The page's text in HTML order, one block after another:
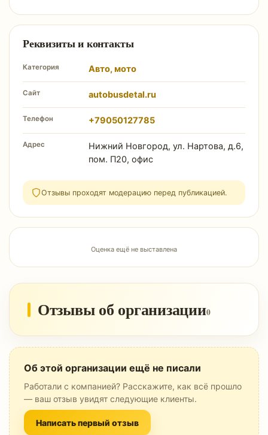
Реквизиты и контакты
Категория Авто, мото
Сайт autobusdetal.ru
Телефон +79050127785
Адрес
Нижний Новгород, ул. Нартова, д.6,
пом. П20, офис
Отзывы проходят модерацию перед публикацией.
Оценка ещё не выставлена
Отзывы об организации0
Об этой организации ещё не писали
Работали с компанией? Расскажите, как всё прошло
— ваш отзыв увидят следующие клиенты.
Написать первый отзыв